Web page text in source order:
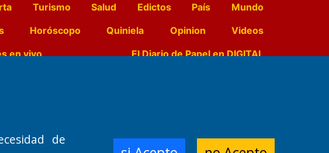
Turismo Salud Edictos País
Mundo
Horóscopo Quiniela Opinion
Videos
en vivo El Diario de Papel en DIGITAL
Dr. Jorge Ricardo Nemesio
Administración,
de